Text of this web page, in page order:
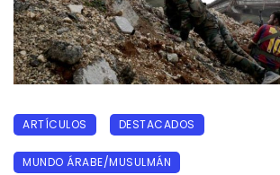
ARTÍCULOS DESTACADOS
MUNDO ÁRABE/MUSULMÁN